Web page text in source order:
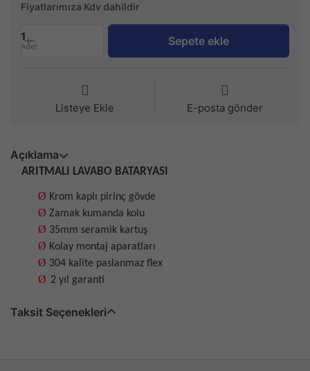
Fiyatlarımıza Kdv dahildir
1
Adet Sepete ekle
Listeye Ekle E-posta gönder
Açıklama
ARITMALI LAVABO BATARYASI
Ø Krom kaplı pirinç gövde
Ø Zamak kumanda kolu
Ø 35mm seramik kartuş
Ø Kolay montaj aparatları
Ø 304 kalite paslanmaz flex
Ø 2 yıl garanti
Taksit Seçenekleri